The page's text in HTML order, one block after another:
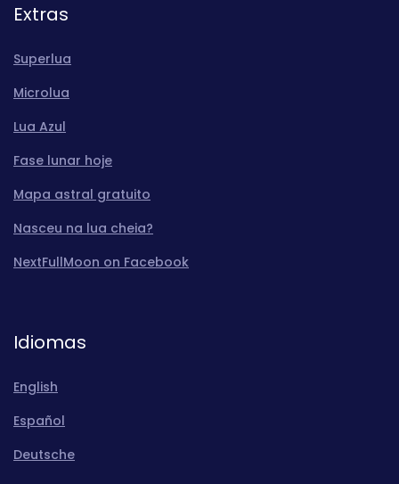
Extras
Superlua
Microlua
Lua Azul
Fase lunar hoje
Mapa astral gratuito
Nasceu na lua cheia?
NextFullMoon on Facebook
Idiomas
English
Español
Deutsche